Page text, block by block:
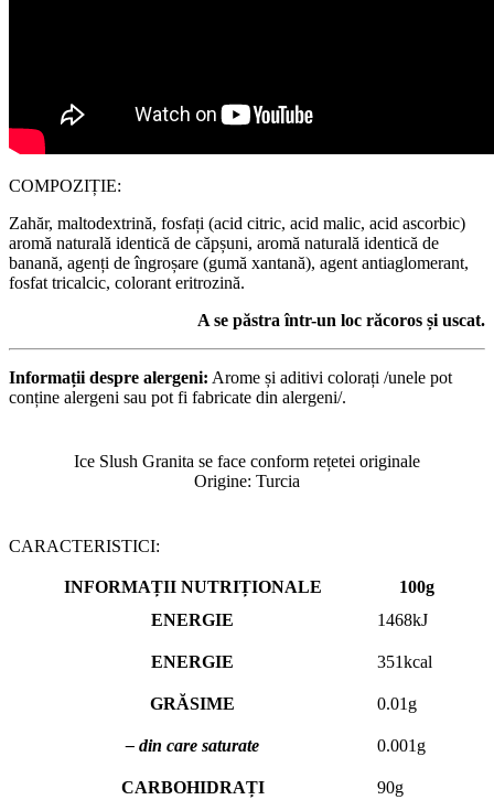
COMPOZIȚIE:
Zahăr, maltodextrină, fosfați (acid citric, acid malic, acid ascorbic)
aromă naturală identică de căpșuni, aromă naturală identică de
banană, agenți de îngroșare (gumă xantană), agent antiaglomerant,
fosfat tricalcic, colorant eritrozină.
A se păstra într-un loc răcoros și uscat.
Informații despre alergeni: Arome și aditivi colorați /unele pot
conține alergeni sau pot fi fabricate din alergeni/.
Ice Slush Granita se face conform rețetei originale
Origine: Turcia
CARACTERISTICI:
INFORMAȚII NUTRIȚIONALE
100g
ENERGIE
1468kJ
ENERGIE 351kcаl
GRĂSIME 0.01g
– din care saturate 0.001g
CARBOHIDRAȚI 90g